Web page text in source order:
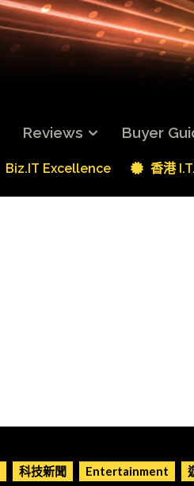
Reviews Buyer
Biz.IT Excellence 香港
科技新聞 Entertainment